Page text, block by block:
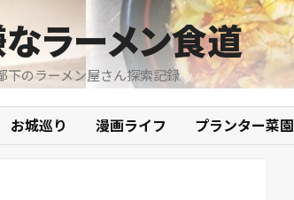
ラーメン食道
下のラーメン屋さん探索記録
お城巡り 漫画ライフ プランター菜園